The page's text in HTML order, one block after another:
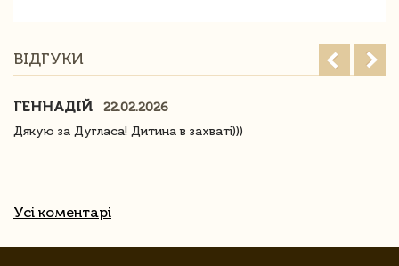
ВІДГУКИ
ГЕННАДІЙ
22.02.2026
Дякую за Дугласа! Дитина в захваті)))
Усі коментарі